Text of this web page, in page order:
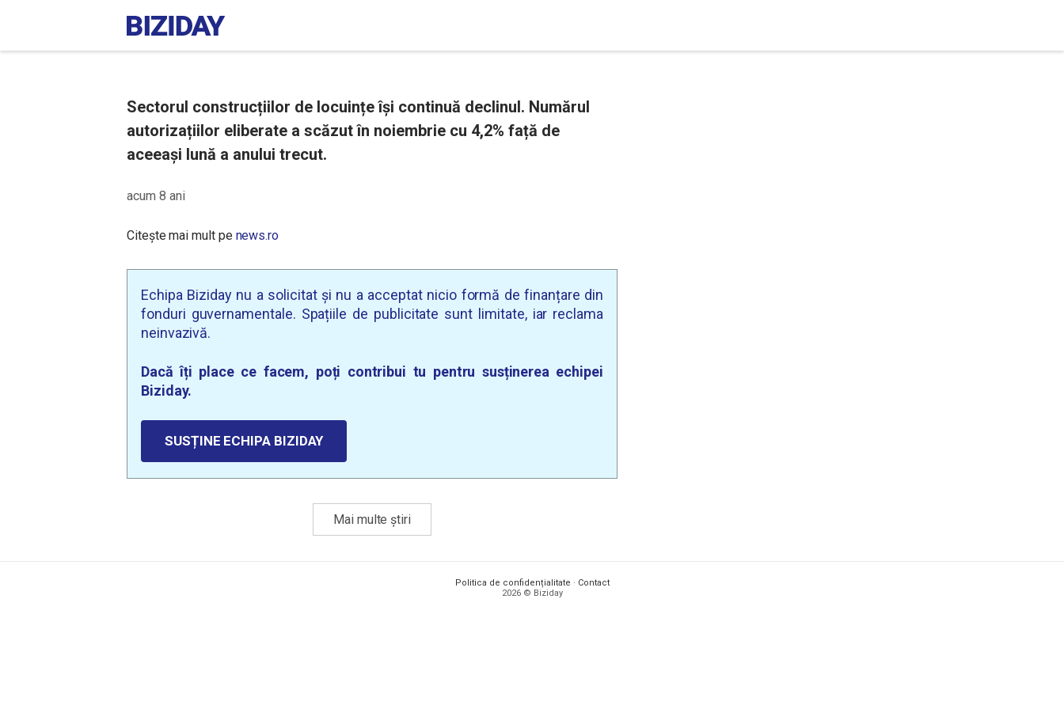
Sectorul construcțiilor de locuințe își continuă declinul. Numărul
autorizațiilor eliberate a scăzut în noiembrie cu 4,2% față de
aceeași lună a anului trecut.
acum 8 ani
Citește mai mult pe news.ro
Echipa Biziday nu a solicitat și nu a acceptat nicio formă de finanțare din
fonduri guvernamentale. Spațiile de publicitate sunt limitate, iar reclama
neinvazivă.
Dacă îți place ce facem, poți contribui tu pentru susținerea echipei
Biziday.
SUSȚINE ECHIPA BIZIDAY
Mai multe știri
Politica de confidențialitate · Contact
2026 © Biziday